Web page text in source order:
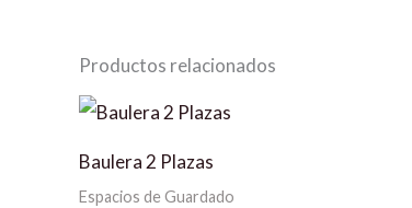
Productos relacionados
Baulera 2 Plazas
Espacios de Guardado